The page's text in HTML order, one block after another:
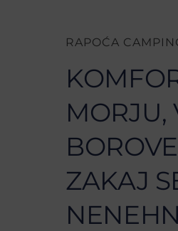
RAPOĆA
MORJU,
ZAKAJ